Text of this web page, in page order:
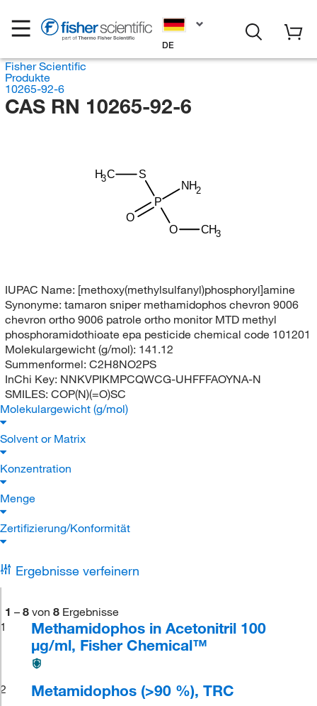
DE
Fisher Scientific
Produkte
10265-92-6
CAS RN 10265-92-6
CH3
O
P
NH2
O
S
H3C
IUPAC Name: [methoxy(methylsulfanyl)phosphoryl]amine
Synonyme: tamaron sniper methamidophos chevron 9006
chevron ortho 9006 patrole ortho monitor MTD methyl
phosphoramidothioate epa pesticide chemical code 101201
Molekulargewicht (g/mol): 141.12
Summenformel: C2H8NO2PS
InChi Key: NNKVPIKMPCQWCG-UHFFFAOYNA-N
SMILES: COP(N)(=O)SC
Molekulargewicht (g/mol)
Solvent or Matrix
Konzentration
Menge
Zertifizierung/Konformität
Ergebnisse verfeinern
1 – 8 von 8 Ergebnisse
1
Methamidophos in Acetonitril 100
μg/ml, Fisher Chemical™
2 Metamidophos (>90 %), TRC